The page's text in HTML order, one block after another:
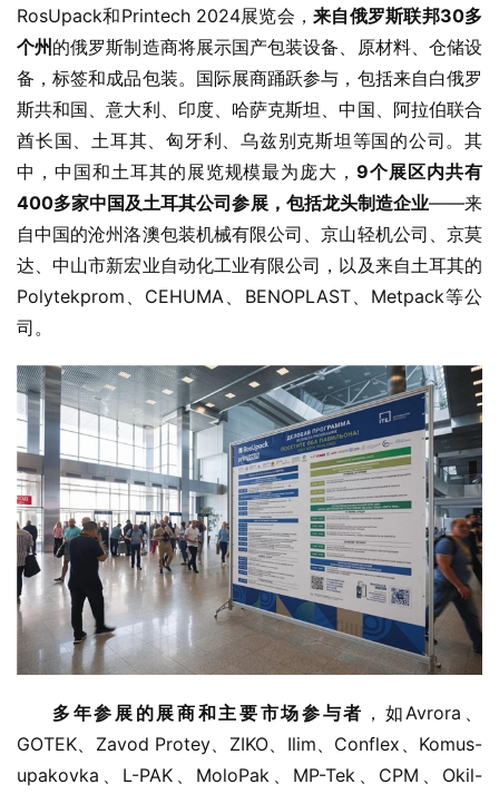
RosUpack和Printech 2024展览会， 来自俄罗斯联邦30多
个州的俄罗斯制造商将展示国产包装设备、原材料、仓储设
备，标签和成品包装。国际展商踊跃参与，包括来自白俄罗
斯共和国、意大利、印度、哈萨克斯坦、中国、阿拉伯联合
酋长国、土耳其、匈牙利、乌兹别克斯坦等国的公司。其
中，中国和土耳其的展览规模最为庞大，9个展区内共有
400多家中国及土耳其公司参展，包括龙头制造企业——来
自中国的沧州洛澳包装机械有限公司、京山轻机公司、京莫
达、中山市新宏业自动化工业有限公司，以及来自土耳其的
Polytekprom、CEHUMA、BENOPLAST、Metpack等公
司。
多年参展的展商和主要市场参与者 ，如Avrora、
GOTEK、Zavod Protey、ZIKO、Ilim、Conflex、Komus-
upakovka、L-PAK、MoloPak、MP-Tek、CPM、Okil-